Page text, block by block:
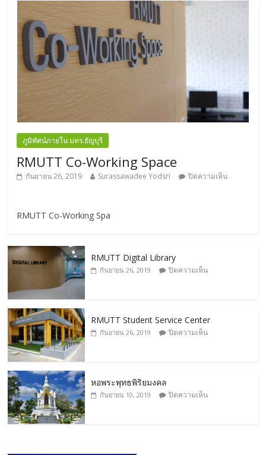
ภูมิทัศน์ภายใน มทร.ธัญบุรี
RMUTT Co-Working Space
กันยายน 26, 2019 Surassawadee Yodsri ปิดความเห็น
RMUTT Co-Working Spa
RMUTT Digital Library
กันยายน 26, 2019 ปิดความเห็น
RMUTT Student Service Center
กันยายน 26, 2019 ปิดความเห็น
หอพระพุทธพิริยมงคล
กันยายน 10, 2019 ปิดความเห็น